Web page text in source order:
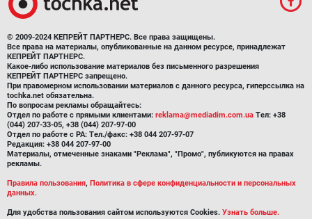
© 2009-2024 КЕПРЕЙТ ПАРТНЕРС. Все права защищены.
Все права на материалы, опубликованные на данном ресурсе, принадлежат
КЕПРЕЙТ ПАРТНЕРС.
Какое-либо использование материалов без письменного разрешения
КЕПРЕЙТ ПАРТНЕРС запрещено.
При правомерном использовании материалов с данного ресурса, гиперссылка на
tochka.net обязательна.
По вопросам рекламы обращайтесь:
Отдел по работе с прямыми клиентами: reklama@mediadim.com.ua Тел: +38
(044) 207-33-05, +38 (044) 207-97-00
Отдел по работе с РА: Тел./факс: +38 044 207-97-07
Редакция: +38 044 207-97-00
Материалы, отмеченные знаками "Реклама", "Промо", публикуются на правах
рекламы.
Правила пользования, Политика в сфере конфиденциальности и персональных
данных.
Для удобства пользования сайтом используются Cookies. Узнать больше.